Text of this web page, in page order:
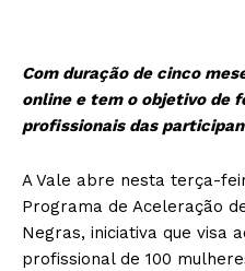
Com duração de cinco
online e tem o objetivo de
profissionais das
A Vale abre nesta terça-
Programa de Aceleração
Negras, iniciativa que visa
profissional de 100